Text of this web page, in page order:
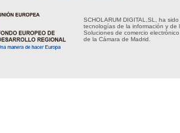
SCHOLARUM DIGITAL,SL, ha
tecnologías de la información y de
Soluciones de comercio
de la Cámara de Madrid.